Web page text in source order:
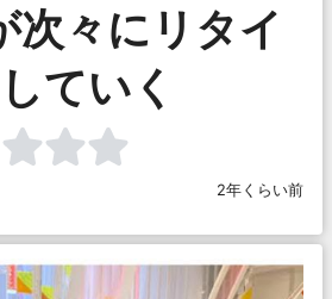
次々にリタイ
ていく
2年くらい前